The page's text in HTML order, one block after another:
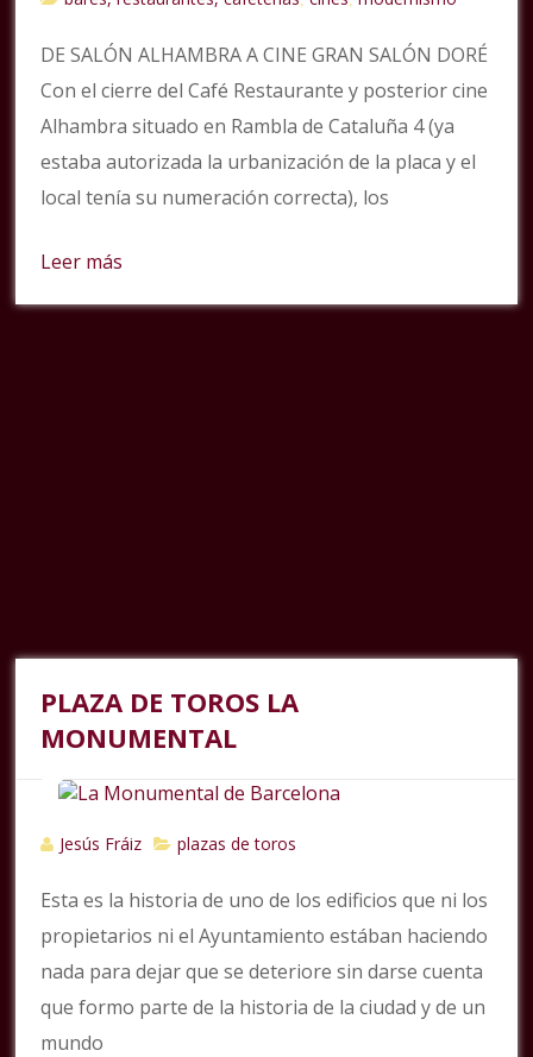
DE SALÓN ALHAMBRA A CINE GRAN SALÓN DORÉ
Con el cierre del Café Restaurante y posterior cine
Alhambra situado en Rambla de Cataluña 4 (ya
estaba autorizada la urbanización de la placa y el
local tenía su numeración correcta), los
Leer más
PLAZA DE TOROS LA
MONUMENTAL
Jesús Fráiz plazas de toros
Esta es la historia de uno de los edificios que ni los
propietarios ni el Ayuntamiento estában haciendo
nada para dejar que se deteriore sin darse cuenta
que formo parte de la historia de la ciudad y de un
mundo